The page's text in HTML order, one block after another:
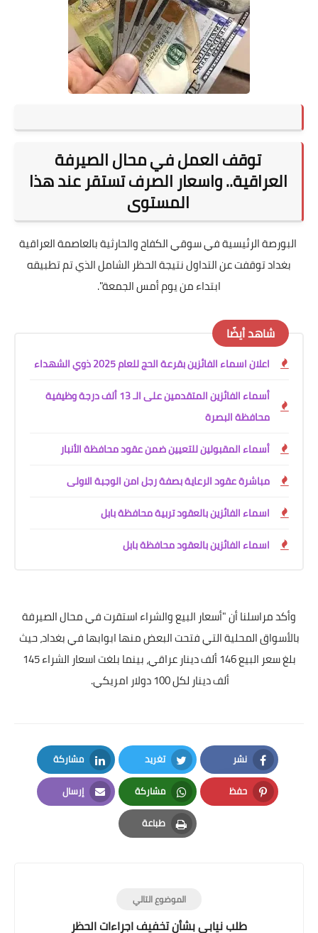
توقف العمل في محال الصيرفة
العراقية.. واسعار الصرف تستقر عند هذا
المستوى
البورصة الرئيسية في سوقي الكفاح والحارثية بالعاصمة العراقية
بغداد توقفت عن التداول نتيجة الحظر الشامل الذي تم تطبيقه
ابتداء من يوم أمس الجمعة".
شاهد أيضًا
اعلان اسماء الفائزين بقرعة الحج للعام 2025 ذوي الشهداء
أسماء الفائزين المتقدمين على الـ 13 ألف درجة وظيفية
محافظة البصرة
أسماء المقبولين للتعيين ضمن عقود محافظة الأنبار
مباشرة عقود الرعاية بصفة رجل امن الوجبة الاولى
اسماء الفائزين بالعقود تربية محافظة بابل
اسماء الفائزين بالعقود محافظة بابل
وأكد مراسلنا أن "أسعار البيع والشراء استقرت في محال الصيرفة
بالأسواق المحلية التي فتحت البعض منها ابوابها في بغداد، حيث
بلغ سعر البيع 146 ألف دينار عراقي، بينما بلغت اسعار الشراء 145
ألف دينار لكل 100 دولار امريكي.
نشر
Facebook
تغريد
Twitter
مشاركة
LinkedIn
حفظ
Pinterest
مشاركة
Whatsapp
إرسال
Email
طباعة
Print
الموضوع التالي
طلب نيابي بشأن تخفيف اجراءات الحظر